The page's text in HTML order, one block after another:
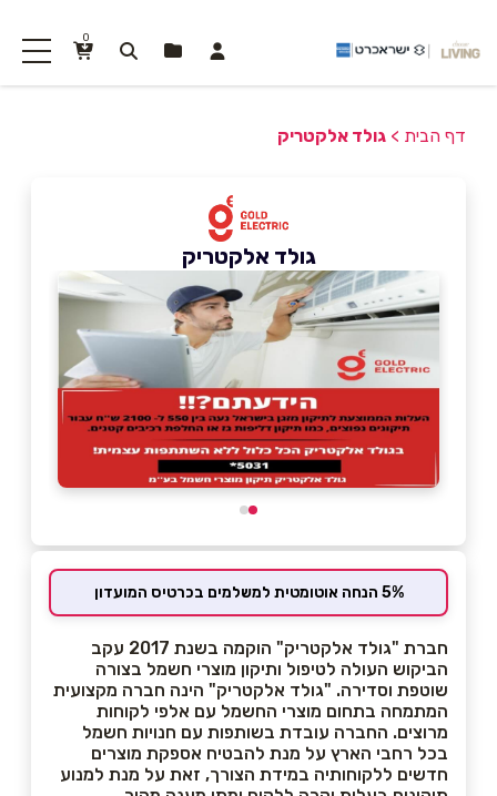
0
דף הבית > גולד אלקטריק
גולד אלקטריק
5% הנחה אוטומטית למשלמים בכרטיס המועדון
חברת "גולד אלקטריק" הוקמה בשנת 2017 עקב
הביקוש העולה לטיפול ותיקון מוצרי חשמל בצורה
שוטפת וסדירה. "גולד אלקטריק" הינה חברה מקצועית
המתמחה בתחום מוצרי החשמל עם אלפי לקוחות
מרוצים. החברה עובדת בשותפות עם חנויות חשמל
בכל רחבי הארץ על מנת להבטיח אספקת מוצרים
חדשים ללקוחותיה במידת הצורך, זאת על מנת למנוע